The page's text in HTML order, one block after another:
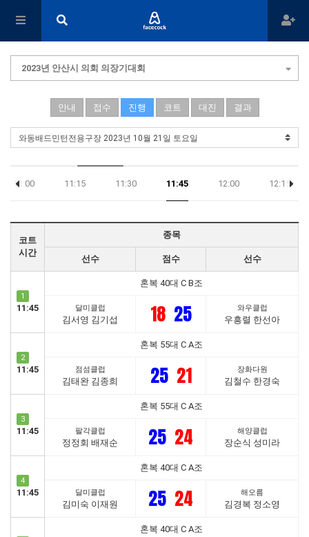
2023년 안산시 의회 의장기대회
안내 접수 진행 코트 대진 결과
11:00 11:15 11:30 11:45 12:00 12:15
코트
시간
종목
선수 점수 선수
1
11:45
혼복 40대 C B조
달미클럽
김서영 김기섭 18 25 와우클럽
우흥렬 한선아
2
11:45
혼복 55대 C A조
점섬클럽
김태완 김종희 25 21 장화다원
김철수 한경숙
3
11:45
혼복 55대 C A조
팔각클럽
정정회 배재순 25 24 해양클럽
장순식 성미라
4
11:45
혼복 40대 C A조
달미클럽
김미숙 이재원 25 24 해오름
김경복 정소영
혼복 40대 C A조